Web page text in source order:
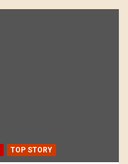
TOP STORY